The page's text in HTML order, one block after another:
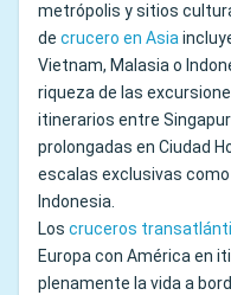
metrópolis y sitios
de crucero en Asia
Vietnam, Malasia o
riqueza de las
itinerarios entre
prolongadas en Ciudad
escalas exclusivas como
Indonesia.
Los cruceros
Europa con América en
plenamente la vida a